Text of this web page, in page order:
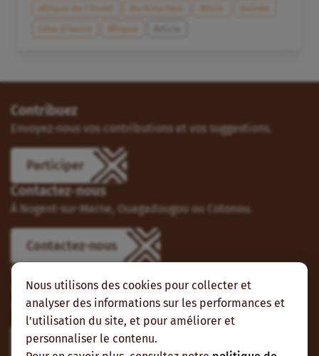
Nous utilisons des cookies pour collecter et
analyser des informations sur les performances et
l'utilisation du site, et pour améliorer et
personnaliser le contenu.
Afrique de l’Ouest
Burkina Faso
Guinée
Côte d’Ivoire
Afrique
Contribuez
Envoyez-nous vos contributions et vos suggestions.
Participer
Contactez-nous
À Nogent-sur-Marne, Ouagadougou ou Cotonou.
Contactez-nous
Suivez-nous
Vous pouvez aussi vous abonner à nos flux RSS et nous
suivre sur les réseaux sociaux.